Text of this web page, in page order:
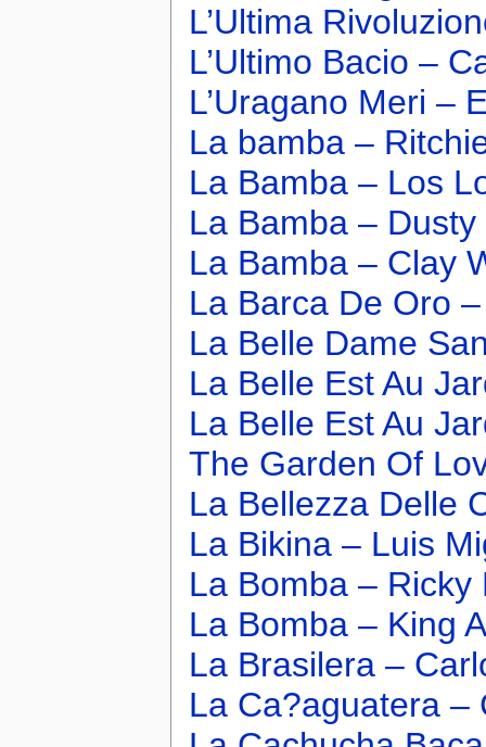
L’Ultima
L’Ultimo Bacio –
L’Uragano Meri –
La bamba –
La Bamba – Los
La Bamba –
La Bamba – Clay
La Barca De Oro
La Belle Dame
La Belle Est Au
La Belle Est Au
The Garden Of
La Bellezza Delle
La Bikina – Luis
La Bomba – Ricky
La Bomba – King
La Brasilera –
La Ca?aguatera –